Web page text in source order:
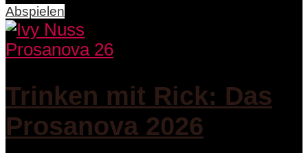
Abspielen
Prosanova 26
Trinken mit Rick: Das
Prosanova 2026